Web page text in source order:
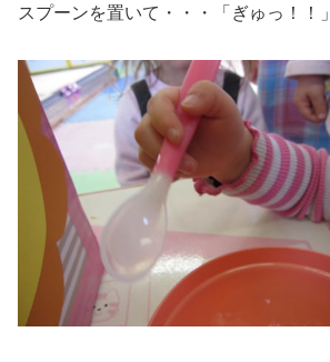
スプーンを置いて・・・「ぎゅっ！！」